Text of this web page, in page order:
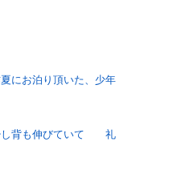
にお泊り頂いた、少年
し背も伸びていて 礼